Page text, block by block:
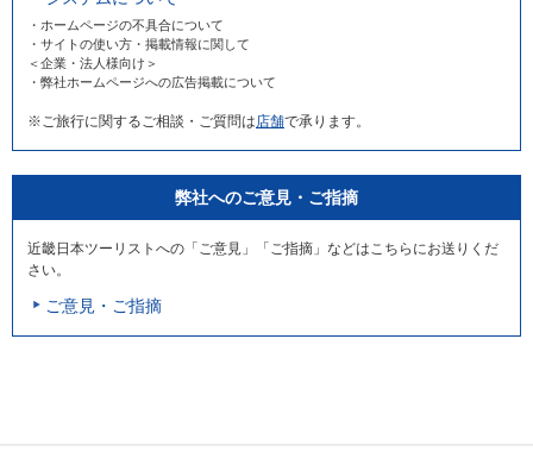
・ホームページの不具合について
・サイトの使い方・掲載情報に関して
＜企業・法人様向け＞
・弊社ホームページへの広告掲載について
※ご旅行に関するご相談・ご質問は 店舗で承ります。
弊社へのご意見・ご指摘
近畿日本ツーリストへの「ご意見」「ご指摘」などはこちらにお送りくだ
さい。
ご意見・ご指摘